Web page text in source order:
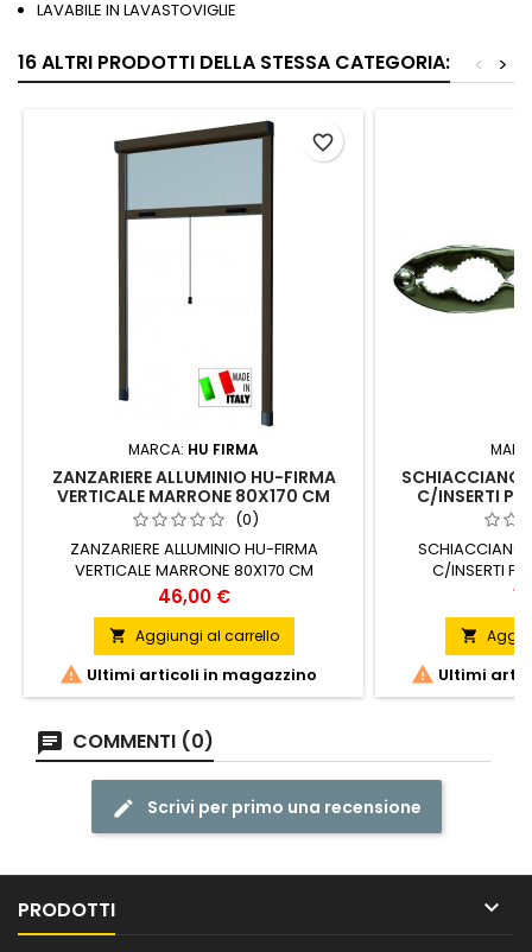
LAVABILE IN LAVASTOVIGLIE
16 ALTRI PRODOTTI DELLA STESSA CATEGORIA: >
<
MARCA: HU FIRMA
ZANZARIERE ALLUMINIO HU-FIRMA
VERTICALE MARRONE 80X170 CM
(0)
ZANZARIERE ALLUMINIO HU-FIRMA
VERTICALE MARRONE 80X170 CM
Prezzo
46,00 €
 Aggiungi al carrello
 Ultimi articoli in magazzino
favorite_border
C/INSERTI
C/INSERTI

 Ultimi
COMMENTI (0)
Scrivi per primo una recensione
PRODOTTI 